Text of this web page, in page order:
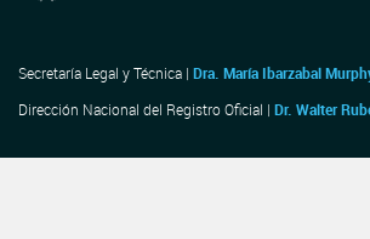
Secretaría Legal y Técnica | Dra. María Ibarzabal
Dirección Nacional del Registro Oficial | Dr. Walter